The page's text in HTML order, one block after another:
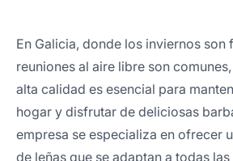
En Galicia, donde los inviernos son
reuniones al aire libre son
alta calidad es esencial para
hogar y disfrutar de deliciosas
empresa se especializa en ofrecer
de leñas que se adaptan a todas